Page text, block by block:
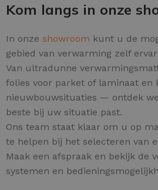
Kom langs in onze
In onze showroom kunt u de
gebied van verwarming zelf
Van ultradunne
folies voor parket of laminaat en
nieuwbouwsituaties — ontdek
beste bij uw situatie past.
Ons team staat klaar om u op
te helpen bij het selecteren van
Maak een afspraak en bekijk de
systemen en